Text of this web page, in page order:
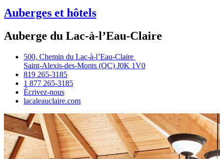
Auberges et hôtels
Auberge du Lac-à-l’Eau-Claire
500, Chemin du Lac‑à‑l’Eau‑Claire
Saint‑Alexis‑des‑Monts (QC) J0K 1V0
819 265‑3185
1 877 265‑3185
Écrivez‑nous
lacaleauclaire.com